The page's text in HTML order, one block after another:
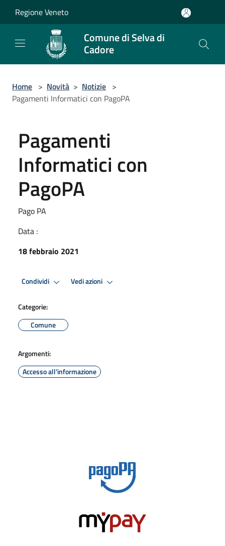
Regione Veneto
Comune di Selva di
Cadore
Home > Novità > Notizie >
Pagamenti Informatici con PagoPA
Pagamenti
Informatici con
PagoPA
Pago PA
Data :
18 febbraio 2021
Condividi Vedi azioni
Categorie:
Comune
Argomenti:
Accesso all'informazione